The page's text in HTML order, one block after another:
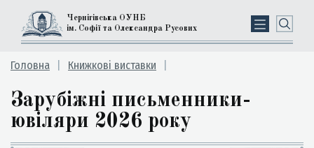
Чернігівська ОУНБ
ім. Софії та Олександра Русових
Головна Книжкові виставки
Зарубіжні письменники-
ювіляри 2026 року